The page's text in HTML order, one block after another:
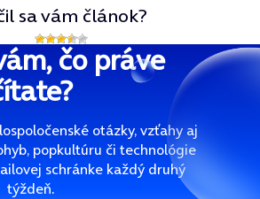
sa vám článok?
čo práve
otázky, vzťahy aj
popkultúru či technológie
schránke každý druhý
týždeň.